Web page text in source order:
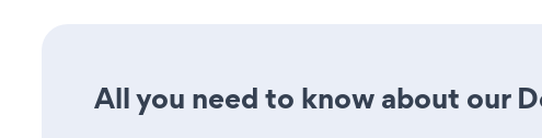
All you need to know about our